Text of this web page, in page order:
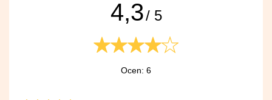
4,3/ 5
Ocen: 6